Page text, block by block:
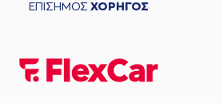
ΕΠΙΣΗΜΟΣ ΧΟΡΗΓΟΣ